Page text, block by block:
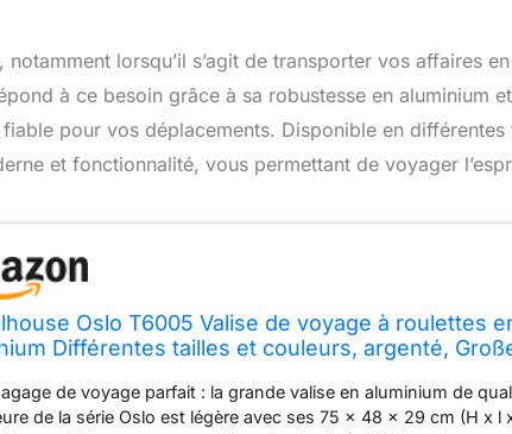
lorsqu’il s’agit de transporter vos affaires
à ce besoin grâce à sa robustesse en aluminium
pour vos déplacements. Disponible en différentes
et fonctionnalité, vous permettant de voyager
Oslo T6005 Valise de voyage à roulettes
Différentes tailles et couleurs, argenté,
de voyage parfait : la grande valise en aluminium de
de la série Oslo est légère avec ses 75 x 48 x 29 cm (H x l